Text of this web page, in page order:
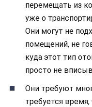
перемещать из
уже о
Они могут не
помещений, не
куда этот тип
просто не
Они требуют
требуется